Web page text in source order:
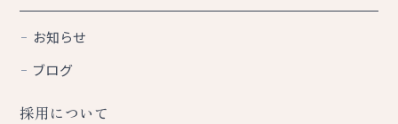
お知らせ
ブログ
採用について